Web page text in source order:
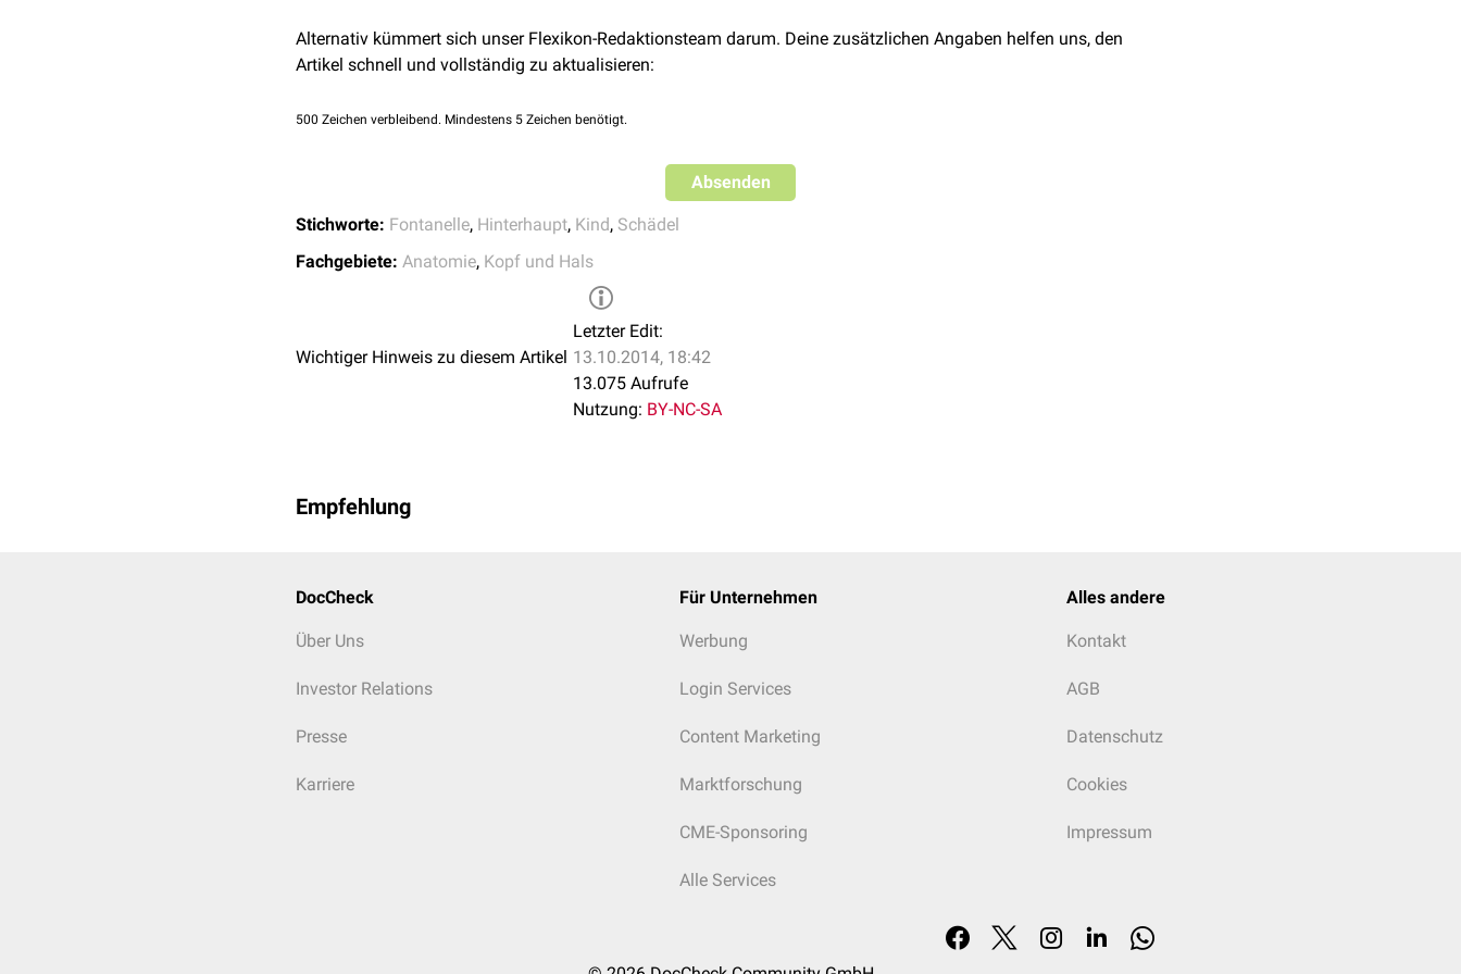
Alternativ kümmert sich unser Flexikon-Redaktionsteam darum. Deine zusätzlichen Angaben helfen uns, den
Artikel schnell und vollständig zu aktualisieren:
500 Zeichen verbleibend. Mindestens 5 Zeichen benötigt.
Absenden
Stichworte: Fontanelle, Hinterhaupt, Kind, Schädel
Fachgebiete: Anatomie, Kopf und Hals
Wichtiger Hinweis zu diesem Artikel
Letzter Edit:
13.10.2014, 18:42
13.075 Aufrufe
Nutzung: BY-NC-SA
Empfehlung
DocCheck
Über Uns
Investor Relations
Presse
Karriere
Für Unternehmen
Werbung
Login Services
Content Marketing
Marktforschung
CME-Sponsoring
Alle Services
Alles andere
Kontakt
AGB
Datenschutz
Cookies
Impressum